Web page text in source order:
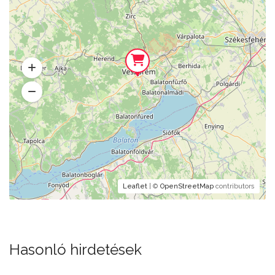
Leaflet | © OpenStreetMap contributors
Hasonló hirdetések